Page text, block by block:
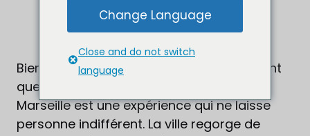
Bienvenue dans la cité phocéenne ! En tant
que chef-lieu de la Provence, visiter
Marseille est une expérience qui ne laisse
personne indifférent. La ville regorge de
Change Language
Close and do not switch
language